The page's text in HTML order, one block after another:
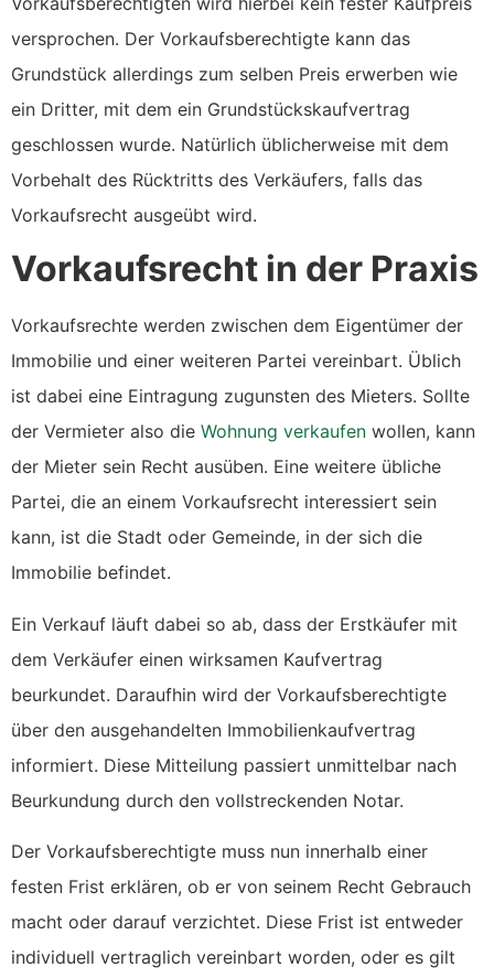
versprochen. Der Vorkaufsberechtigte kann das
Grundstück allerdings zum selben Preis erwerben wie
ein Dritter, mit dem ein Grundstückskaufvertrag
geschlossen wurde. Natürlich üblicherweise mit dem
Vorbehalt des Rücktritts des Verkäufers, falls das
Vorkaufsrecht ausgeübt wird.
Vorkaufsrecht in der Praxis
Vorkaufsrechte werden zwischen dem Eigentümer der
Immobilie und einer weiteren Partei vereinbart. Üblich
ist dabei eine Eintragung zugunsten des Mieters. Sollte
der Vermieter also die Wohnung verkaufen wollen, kann
der Mieter sein Recht ausüben. Eine weitere übliche
Partei, die an einem Vorkaufsrecht interessiert sein
kann, ist die Stadt oder Gemeinde, in der sich die
Immobilie befindet.
Ein Verkauf läuft dabei so ab, dass der Erstkäufer mit
dem Verkäufer einen wirksamen Kaufvertrag
beurkundet. Daraufhin wird der Vorkaufsberechtigte
über den ausgehandelten Immobilienkaufvertrag
informiert. Diese Mitteilung passiert unmittelbar nach
Beurkundung durch den vollstreckenden Notar.
Der Vorkaufsberechtigte muss nun innerhalb einer
festen Frist erklären, ob er von seinem Recht Gebrauch
macht oder darauf verzichtet. Diese Frist ist entweder
individuell vertraglich vereinbart worden, oder es gilt